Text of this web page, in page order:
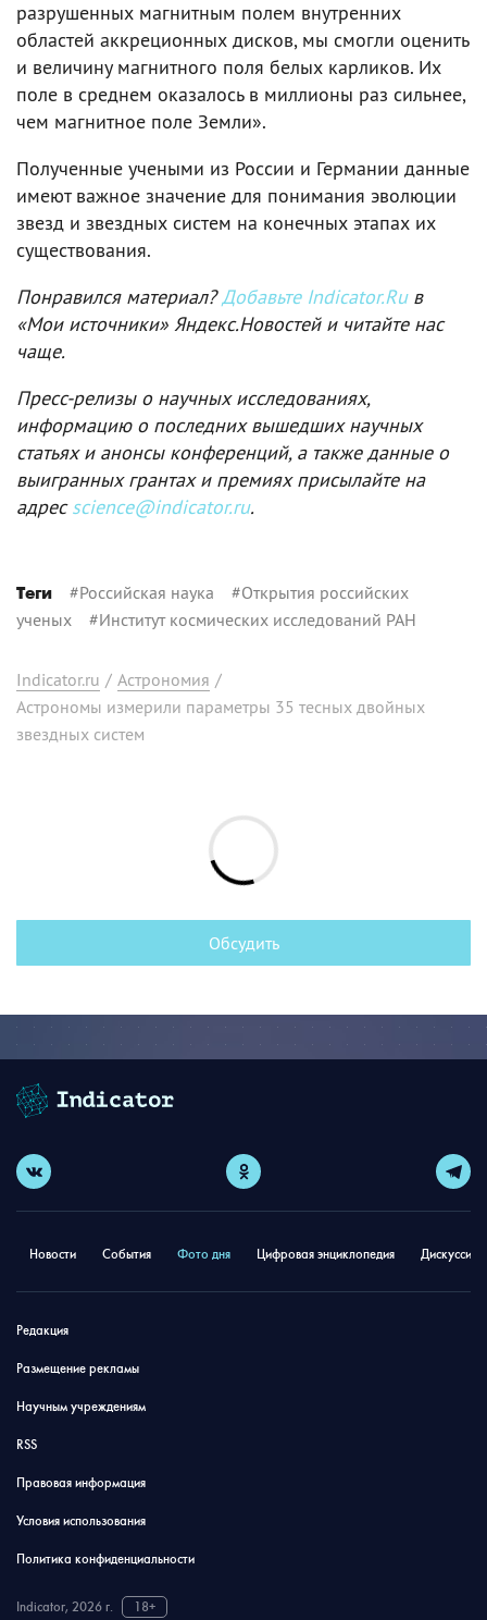
разрушенных магнитным полем внутренних
областей аккреционных дисков, мы смогли оценить
и величину магнитного поля белых карликов. Их
поле в среднем оказалось в миллионы раз сильнее,
чем магнитное поле Земли».
Полученные учеными из России и Германии данные
имеют важное значение для понимания эволюции
звезд и звездных систем на конечных этапах их
существования.
Понравился материал?Добавьте Indicator.Ruв
«Мои источники» Яндекс.Новостей и читайте нас
чаще.
Пресс-релизы о научных исследованиях,
информацию о последних вышедших научных
статьях и анонсы конференций, а также данные о
выигранных грантах и премиях присылайте на
адресscience@indicator.ru.
Теги #Российская наука #Открытия российских
ученых #Институт космических исследований РАН
Indicator.ru / Астрономия /
Астрономы измерили параметры 35 тесных двойных
звездных систем
Обсудить
Новости События Фото дня Цифровая энциклопедия
Редакция
Размещение рекламы
Научным учреждениям
RSS
Правовая информация
Условия использования
Политика конфиденциальности
Indicator, 2026 г. 18+